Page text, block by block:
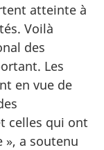
atteinte à
Voilà
des
Les
en vue de
celles qui ont
», a soutenu